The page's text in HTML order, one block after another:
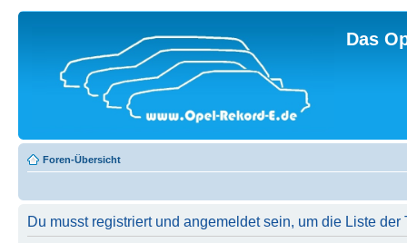
Das
Foren-Übersicht
Du musst registriert und angemeldet sein, um die Liste